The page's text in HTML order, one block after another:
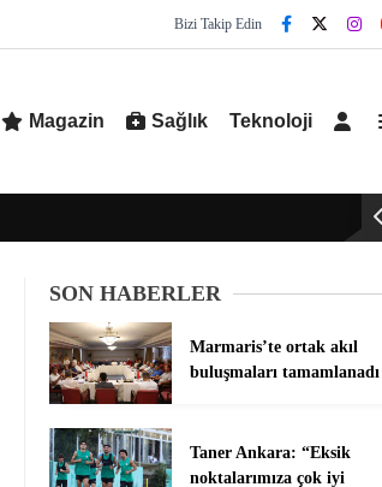
Bizi Takip Edin
Magazin Sağlık Teknoloji
SON HABERLER
Marmaris’te ortak akıl
buluşmaları tamamlanadı
Taner Ankara: “Eksik
noktalarımıza çok iyi